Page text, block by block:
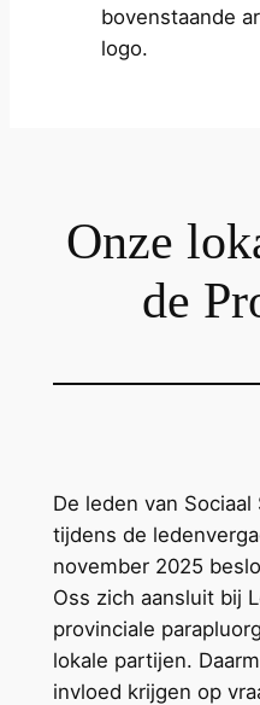
bovenstaande
logo.
Onze
de
De leden van
tijdens de
november 2025
Oss zich aansluit bij
provinciale
lokale partijen.
invloed krijgen op